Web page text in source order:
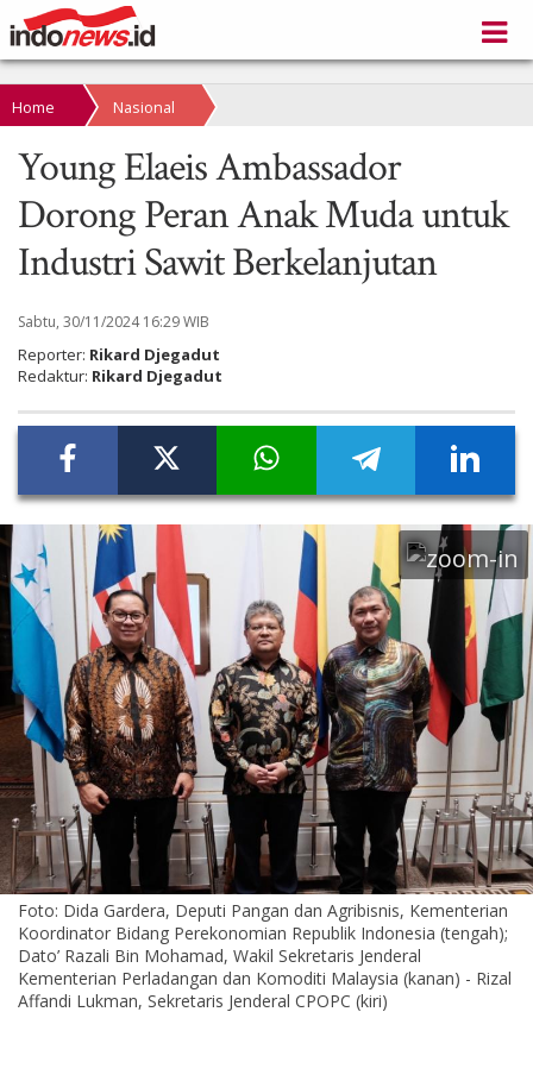
Home Nasional
Young Elaeis Ambassador
Dorong Peran Anak Muda untuk
Industri Sawit Berkelanjutan
Sabtu, 30/11/2024 16:29 WIB
Reporter: Rikard Djegadut
Redaktur: Rikard Djegadut
Foto: Dida Gardera, Deputi Pangan dan Agribisnis, Kementerian
Koordinator Bidang Perekonomian Republik Indonesia (tengah);
Dato’ Razali Bin Mohamad, Wakil Sekretaris Jenderal
Kementerian Perladangan dan Komoditi Malaysia (kanan) - Rizal
Affandi Lukman, Sekretaris Jenderal CPOPC (kiri)